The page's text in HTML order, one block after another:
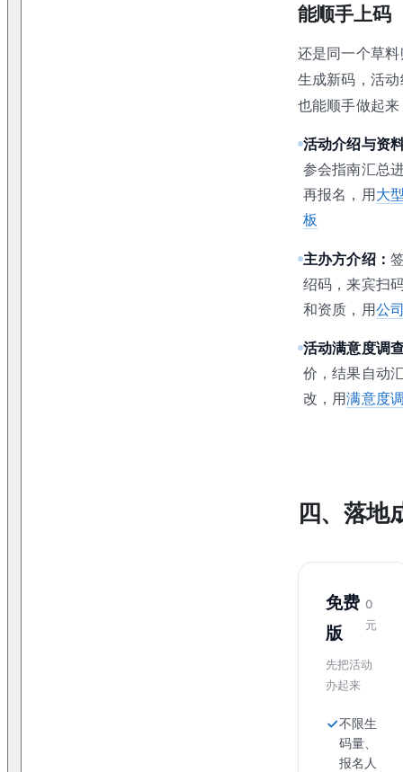
能顺手上码
还是同一个草
生成新码，活
也能顺手做起
活动介绍与资
参会指南汇总
再报名，用大
板
主办方介绍：
绍码，来宾扫
和资质，用公
活动满意度调
价，结果自动
改，用满意度
四、落地
免费
版
0
元
先把活动
办起来
不限生
码量、
报名人